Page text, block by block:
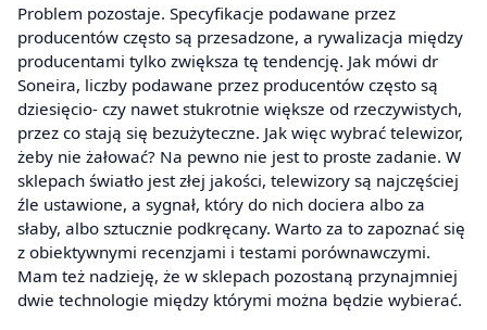
Problem pozostaje. Specyfikacje podawane przez
producentów często są przesadzone, a rywalizacja między
producentami tylko zwiększa tę tendencję. Jak mówi dr
Soneira, liczby podawane przez producentów często są
dziesięcio- czy nawet stukrotnie większe od rzeczywistych,
przez co stają się bezużyteczne. Jak więc wybrać telewizor,
żeby nie żałować? Na pewno nie jest to proste zadanie. W
sklepach światło jest złej jakości, telewizory są najczęściej
źle ustawione, a sygnał, który do nich dociera albo za
słaby, albo sztucznie podkręcany. Warto za to zapoznać się
z obiektywnymi recenzjami i testami porównawczymi.
Mam też nadzieję, że w sklepach pozostaną przynajmniej
dwie technologie między którymi można będzie wybierać.